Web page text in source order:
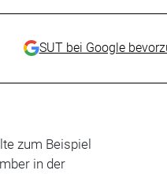
SUT bei Google
zum Beispiel
in der